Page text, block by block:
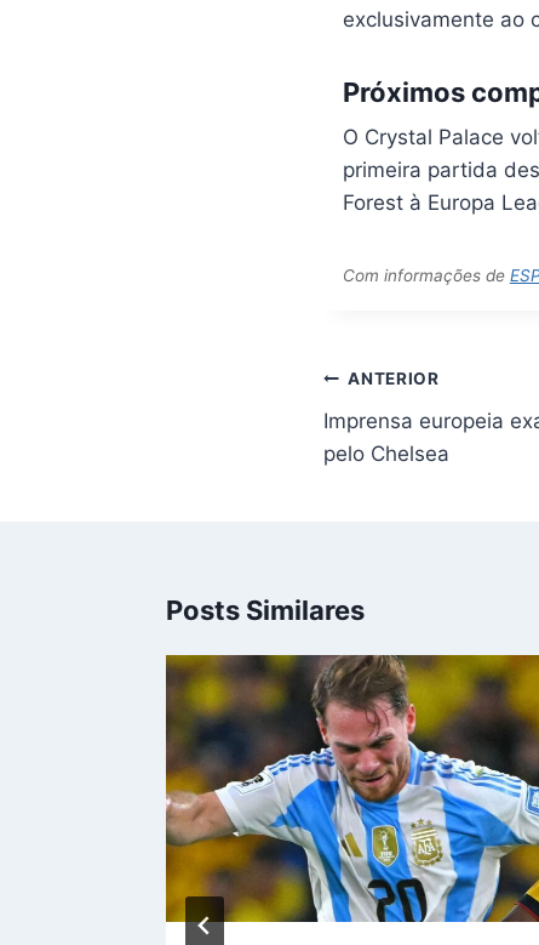
exclusivamente ao
Próximos
O Crystal Palace
primeira partida
Forest à Europa
Com informações de
Navegação
de
Post
ANTERIOR
Imprensa europeia
pelo Chelsea
Posts Similares